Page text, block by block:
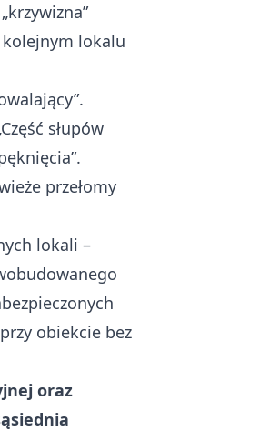
kolejnym lokalu
słupów
przełomy
lokali –
obiekcie bez
oraz